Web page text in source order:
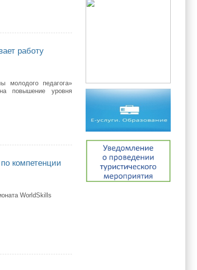
работу
молодого педагога»
повышение уровня
компетенции
WorldSkills